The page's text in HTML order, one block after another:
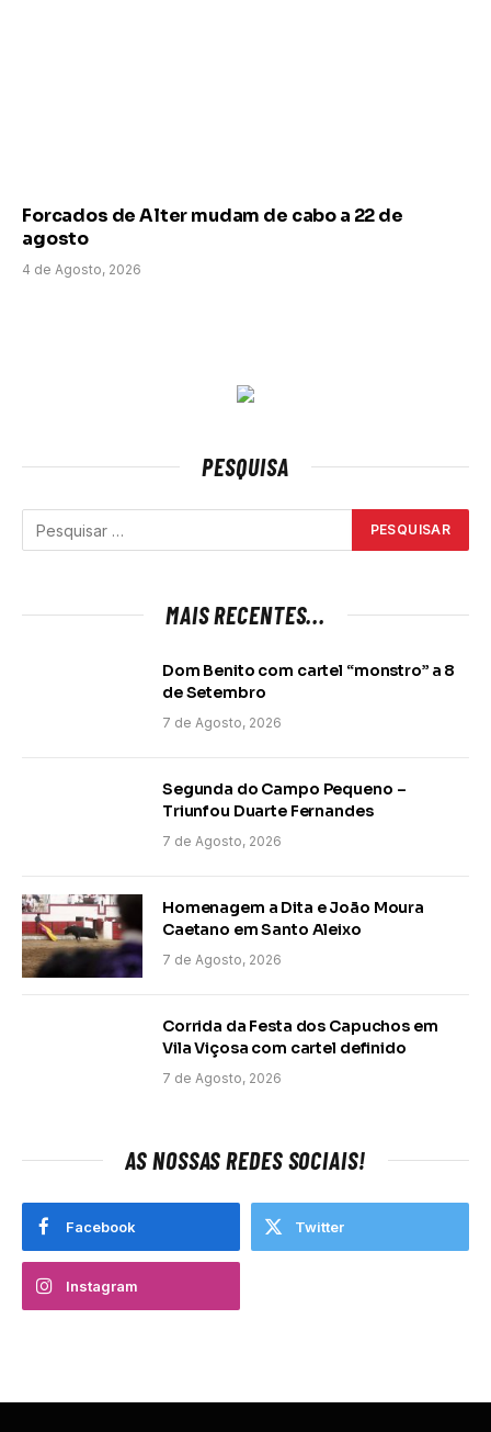
Forcados de Alter mudam de cabo a 22 de
agosto
4 de Agosto, 2026
PESQUISA
MAIS RECENTES...
Dom Benito com cartel “monstro” a 8
de Setembro
7 de Agosto, 2026
Segunda do Campo Pequeno –
Triunfou Duarte Fernandes
7 de Agosto, 2026
Homenagem a Dita e João Moura
Caetano em Santo Aleixo
7 de Agosto, 2026
Corrida da Festa dos Capuchos em
Vila Viçosa com cartel definido
7 de Agosto, 2026
AS NOSSAS REDES SOCIAIS!
Facebook Twitter
Instagram